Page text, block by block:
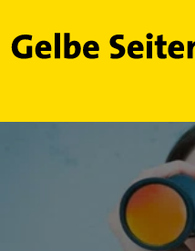
Gelbe Seiten